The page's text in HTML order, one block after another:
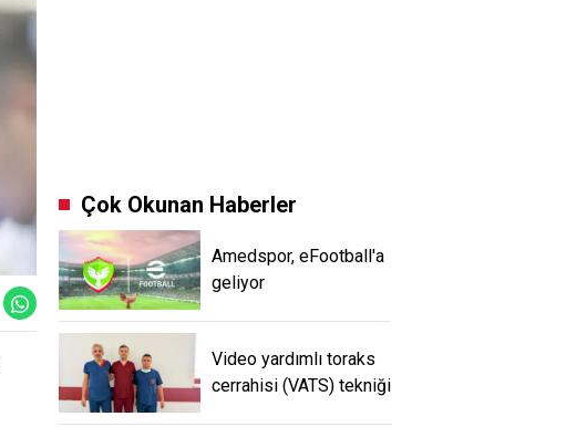
Çok Okunan Haberler
Amedspor, eFootball'a
geliyor
Video yardımlı toraks
cerrahisi (VATS) tekniği